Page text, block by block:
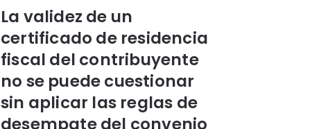
La validez de un
certificado de residencia
fiscal del contribuyente
no se puede cuestionar
sin aplicar las reglas de
desempate del convenio